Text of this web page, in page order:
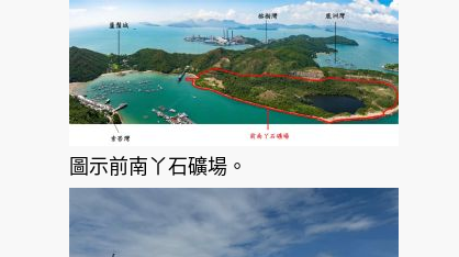
圖示前南丫石礦場。